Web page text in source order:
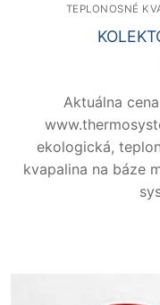
TEPLONOSNÉ
Aktuálna
ekologická,
kvapalina na báze